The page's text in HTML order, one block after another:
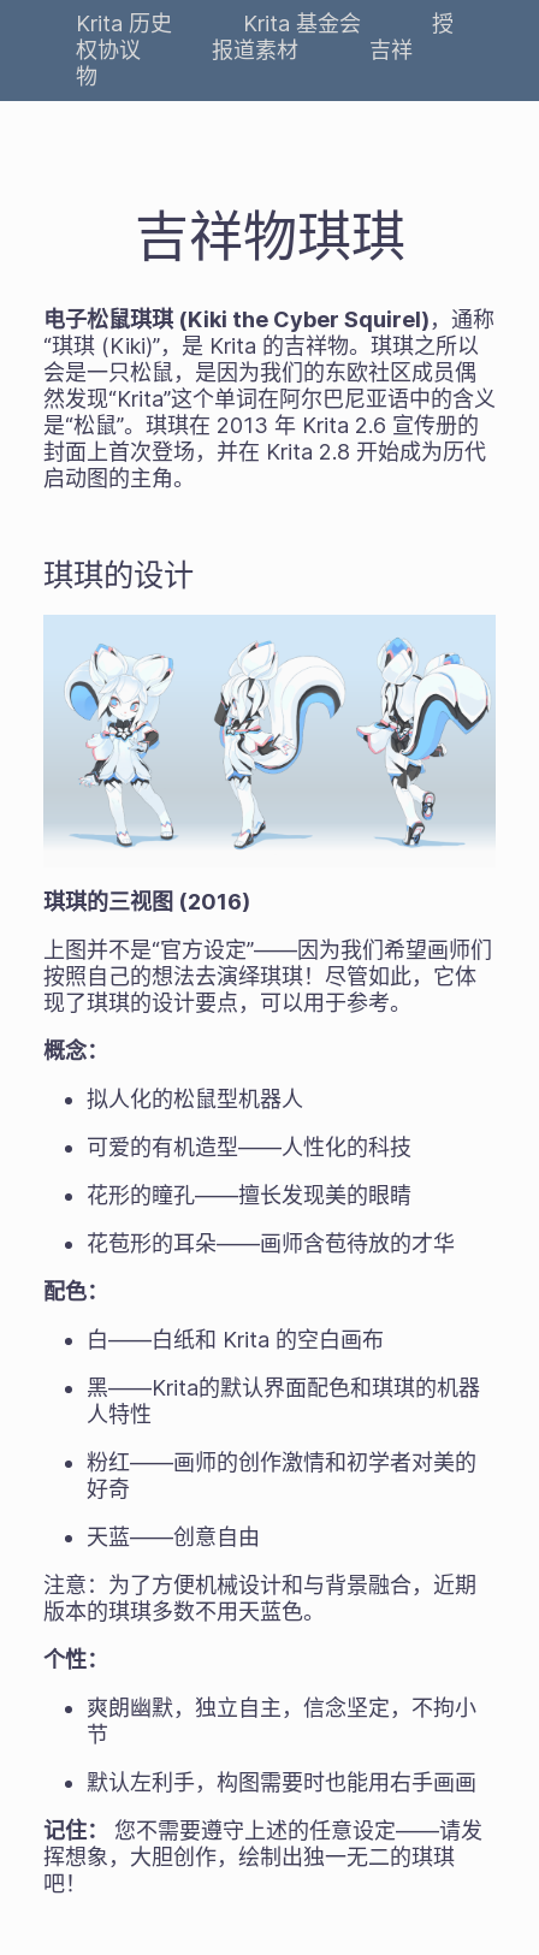
Krita 历史 Krita 基金会
授
权协议
报道素材
吉祥
物
吉祥物琪琪
电子松鼠琪琪 (Kiki the Cyber Squirel)，通称
“琪琪 (Kiki)”，是 Krita 的吉祥物。琪琪之所以
会是一只松鼠，是因为我们的东欧社区成员偶
然发现“Krita”这个单词在阿尔巴尼亚语中的含义
是“松鼠”。琪琪在 2013 年 Krita 2.6 宣传册的
封面上首次登场，并在 Krita 2.8 开始成为历代
启动图的主角。
琪琪的设计
琪琪的三视图 (2016)
上图并不是“官方设定”——因为我们希望画师们
按照自己的想法去演绎琪琪！尽管如此，它体
现了琪琪的设计要点，可以用于参考。
概念：
拟人化的松鼠型机器人
可爱的有机造型——人性化的科技
花形的瞳孔——擅长发现美的眼睛
花苞形的耳朵——画师含苞待放的才华
配色：
白——白纸和 Krita 的空白画布
黑——Krita的默认界面配色和琪琪的机器
人特性
粉红——画师的创作激情和初学者对美的
好奇
天蓝——创意自由
注意：为了方便机械设计和与背景融合，近期
版本的琪琪多数不用天蓝色。
个性：
爽朗幽默，独立自主，信念坚定，不拘小
节
默认左利手，构图需要时也能用右手画画
记住：
您不需要遵守上述的任意设定——请发
挥想象，大胆创作，绘制出独一无二的琪琪
吧！